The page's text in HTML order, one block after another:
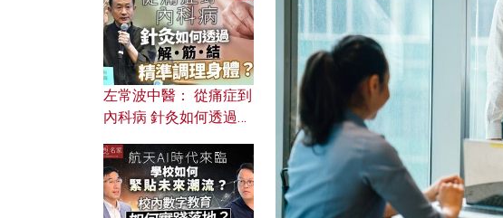
左常波中醫： 從痛症到
內科病 針灸如何透過解